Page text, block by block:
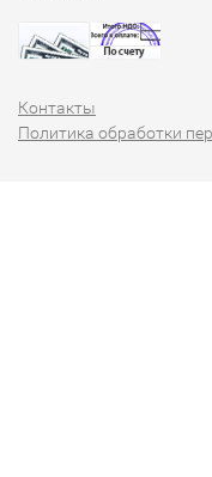
Контакты
Политика обработки